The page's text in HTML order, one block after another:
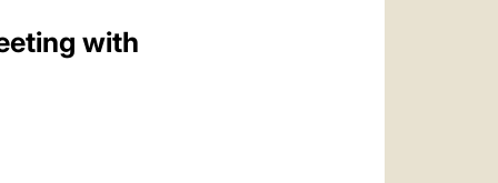
with